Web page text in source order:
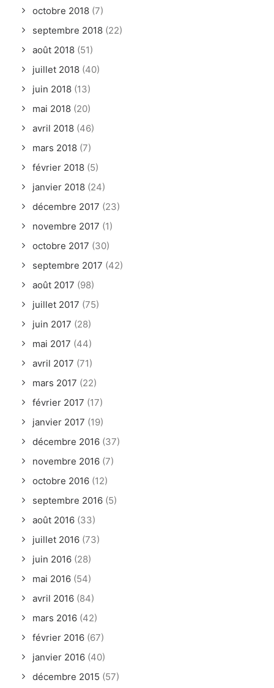
octobre 2018 (7)
septembre 2018 (22)
août 2018 (51)
juillet 2018 (40)
juin 2018 (13)
mai 2018 (20)
avril 2018 (46)
mars 2018 (7)
février 2018 (5)
janvier 2018 (24)
décembre 2017 (23)
novembre 2017 (1)
octobre 2017 (30)
septembre 2017 (42)
août 2017 (98)
juillet 2017 (75)
juin 2017 (28)
mai 2017 (44)
avril 2017 (71)
mars 2017 (22)
février 2017 (17)
janvier 2017 (19)
décembre 2016 (37)
novembre 2016 (7)
octobre 2016 (12)
septembre 2016 (5)
août 2016 (33)
juillet 2016 (73)
juin 2016 (28)
mai 2016 (54)
avril 2016 (84)
mars 2016 (42)
février 2016 (67)
janvier 2016 (40)
décembre 2015 (57)